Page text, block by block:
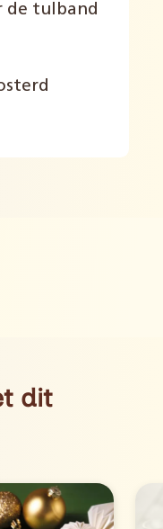
de tulband
dit